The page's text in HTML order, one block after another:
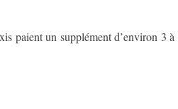
paient un supplément d’environ 3